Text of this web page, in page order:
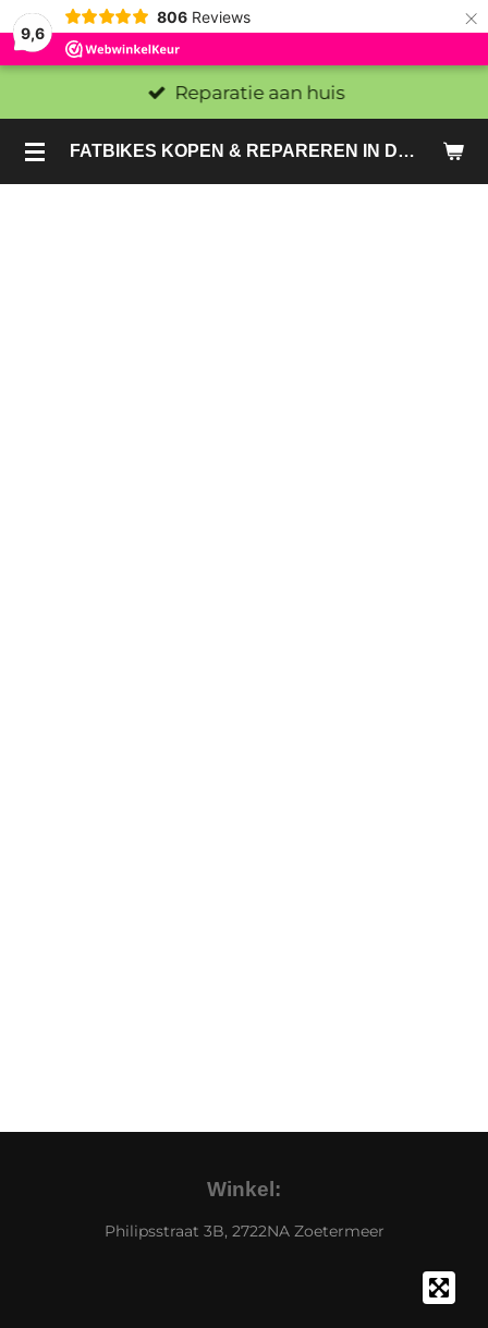
9,6
806 Reviews ×
FATBIKES KOPEN & REPAREREN IN DEN HAAG EN ZOETERMEER - SACHE BIKES
Reparatie aan huis
Winkel:
Philipsstraat 3B, 2722NA Zoetermeer